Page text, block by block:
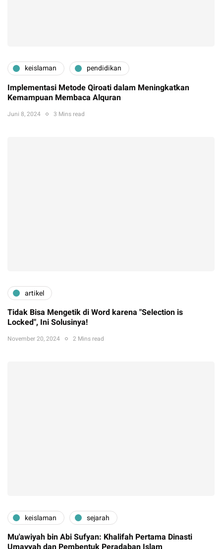
keislaman pendidikan
Implementasi Metode Qiroati dalam Meningkatkan
Kemampuan Membaca Alquran
Juni 8, 2024 3 Mins read
artikel
Tidak Bisa Mengetik di Word karena "Selection is
Locked", Ini Solusinya!
November 20, 2024 2 Mins read
keislaman sejarah
Mu'awiyah bin Abi Sufyan: Khalifah Pertama Dinasti